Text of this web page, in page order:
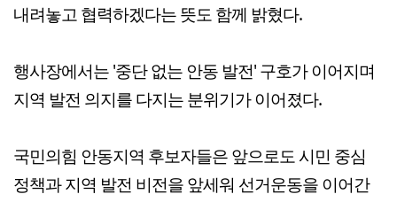
내려놓고 협력하겠다는 뜻도 함께 밝혔다.
행사장에서는 '중단 없는 안동 발전' 구호가 이어지며
지역 발전 의지를 다지는 분위기가 이어졌다.
국민의힘 안동지역 후보자들은 앞으로도 시민 중심
정책과 지역 발전 비전을 앞세워 선거운동을 이어간